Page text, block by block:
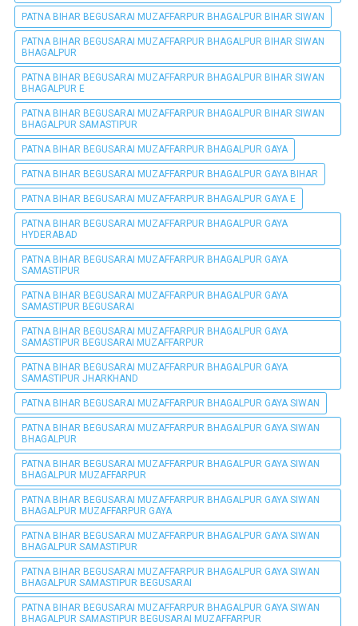
PATNA BIHAR BEGUSARAI MUZAFFARPUR BHAGALPUR BIHAR SIWAN
PATNA BIHAR BEGUSARAI MUZAFFARPUR BHAGALPUR BIHAR SIWAN
BHAGALPUR
PATNA BIHAR BEGUSARAI MUZAFFARPUR BHAGALPUR BIHAR SIWAN
BHAGALPUR E
PATNA BIHAR BEGUSARAI MUZAFFARPUR BHAGALPUR BIHAR SIWAN
BHAGALPUR SAMASTIPUR
PATNA BIHAR BEGUSARAI MUZAFFARPUR BHAGALPUR GAYA
PATNA BIHAR BEGUSARAI MUZAFFARPUR BHAGALPUR GAYA BIHAR
PATNA BIHAR BEGUSARAI MUZAFFARPUR BHAGALPUR GAYA E
PATNA BIHAR BEGUSARAI MUZAFFARPUR BHAGALPUR GAYA
HYDERABAD
PATNA BIHAR BEGUSARAI MUZAFFARPUR BHAGALPUR GAYA
SAMASTIPUR
PATNA BIHAR BEGUSARAI MUZAFFARPUR BHAGALPUR GAYA
SAMASTIPUR BEGUSARAI
PATNA BIHAR BEGUSARAI MUZAFFARPUR BHAGALPUR GAYA
SAMASTIPUR BEGUSARAI MUZAFFARPUR
PATNA BIHAR BEGUSARAI MUZAFFARPUR BHAGALPUR GAYA
SAMASTIPUR JHARKHAND
PATNA BIHAR BEGUSARAI MUZAFFARPUR BHAGALPUR GAYA SIWAN
PATNA BIHAR BEGUSARAI MUZAFFARPUR BHAGALPUR GAYA SIWAN
BHAGALPUR
PATNA BIHAR BEGUSARAI MUZAFFARPUR BHAGALPUR GAYA SIWAN
BHAGALPUR MUZAFFARPUR
PATNA BIHAR BEGUSARAI MUZAFFARPUR BHAGALPUR GAYA SIWAN
BHAGALPUR MUZAFFARPUR GAYA
PATNA BIHAR BEGUSARAI MUZAFFARPUR BHAGALPUR GAYA SIWAN
BHAGALPUR SAMASTIPUR
PATNA BIHAR BEGUSARAI MUZAFFARPUR BHAGALPUR GAYA SIWAN
BHAGALPUR SAMASTIPUR BEGUSARAI
PATNA BIHAR BEGUSARAI MUZAFFARPUR BHAGALPUR GAYA SIWAN
BHAGALPUR SAMASTIPUR BEGUSARAI MUZAFFARPUR